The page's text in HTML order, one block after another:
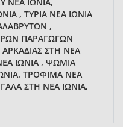
, ΤΥΡΙΑ ΝΕΑ ΙΩΝΙΑ
,
ΠΑΡΑΓΩΓΩΝ
ΣΤΗ ΝΕΑ
ΙΩΝΙΑ , ΨΩΜΙΑ
ΤΡΟΦΙΜΑ ΝΕΑ
ΓΑΛΑ ΣΤΗ ΝΕΑ ΙΩΝΙΑ,